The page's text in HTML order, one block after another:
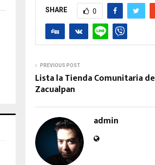
SHARE 0
PREVIOUS POST
Lista la Tienda Comunitaria de
Zacualpan
admin